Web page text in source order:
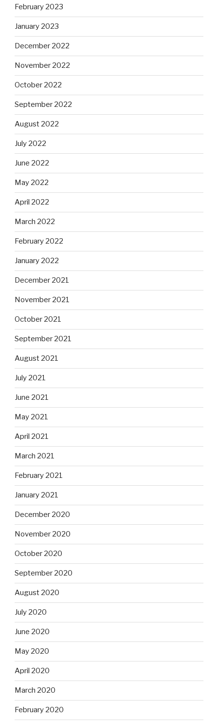
February 2023
January 2023
December 2022
November 2022
October 2022
September 2022
August 2022
July 2022
June 2022
May 2022
April 2022
March 2022
February 2022
January 2022
December 2021
November 2021
October 2021
September 2021
August 2021
July 2021
June 2021
May 2021
April 2021
March 2021
February 2021
January 2021
December 2020
November 2020
October 2020
September 2020
August 2020
July 2020
June 2020
May 2020
April 2020
March 2020
February 2020